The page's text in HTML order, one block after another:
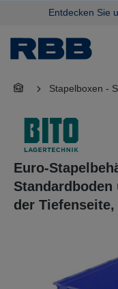
springenEntdecken Sie
Stapelboxen -
Euro-
der